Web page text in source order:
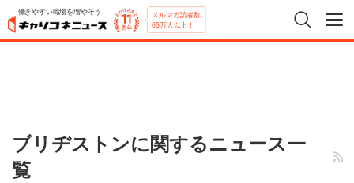
働きやすい職場を増やそう メルマガ読者数
65万人以上！
ブリヂストンに関するニュース一
覧